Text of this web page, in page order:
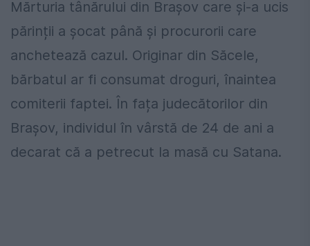
Mărturia tânărului din Brașov care și-a ucis
părinții a șocat până și procurorii care
anchetează cazul. Originar din Săcele,
bărbatul ar fi consumat droguri, înaintea
comiterii faptei. În fața judecătorilor din
Brașov, individul în vârstă de 24 de ani a
decarat că a petrecut la masă cu Satana.